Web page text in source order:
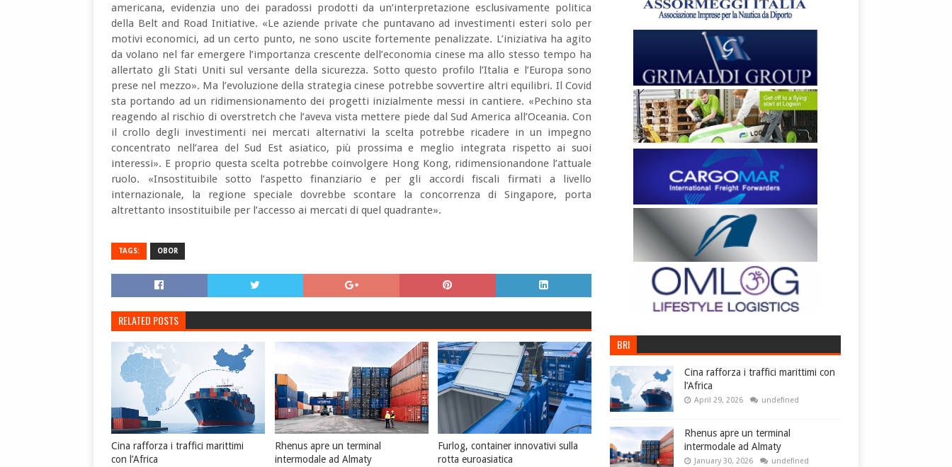
americana, evidenzia uno dei paradossi prodotti da un’interpretazione esclusivamente politica
della Belt and Road Initiative. «Le aziende private che puntavano ad investimenti esteri solo per
motivi economici, ad un certo punto, ne sono uscite fortemente penalizzate. L’iniziativa ha agito
da volano nel far emergere l’importanza crescente dell’economia cinese ma allo stesso tempo ha
allertato gli Stati Uniti sul versante della sicurezza. Sotto questo profilo l’Italia e l’Europa sono
prese nel mezzo». Ma l’evoluzione della strategia cinese potrebbe sovvertire altri equilibri. Il Covid
sta portando ad un ridimensionamento dei progetti inizialmente messi in cantiere. «Pechino sta
reagendo al rischio di overstretch che l’aveva vista mettere piede dal Sud America all’Oceania. Con
il crollo degli investimenti nei mercati alternativi la scelta potrebbe ricadere in un impegno
concentrato nell’area del Sud Est asiatico, più prossima e meglio integrata rispetto ai suoi
interessi». E proprio questa scelta potrebbe coinvolgere Hong Kong, ridimensionandone l’attuale
ruolo. «Insostituibile sotto l’aspetto finanziario e per gli accordi fiscali firmati a livello
internazionale, la regione speciale dovrebbe scontare la concorrenza di Singapore, porta
altrettanto insostituibile per l’accesso ai mercati di quel quadrante».
TAGS: OBOR
RELATED POSTS
Cina rafforza i traffici marittimi
con l’Africa
Rhenus apre un terminal
intermodale ad Almaty
Furlog, container innovativi sulla
rotta euroasiatica
BRI
Cina rafforza i traffici marittimi con
l’Africa
April 29, 2026 undefined
Rhenus apre un terminal
intermodale ad Almaty
January 30, 2026 undefined